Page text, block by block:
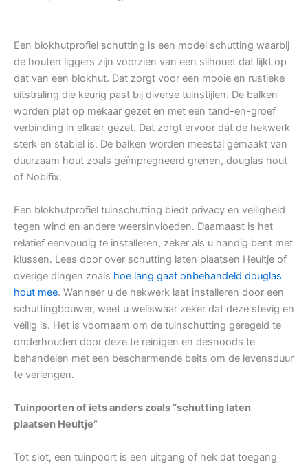
Een blokhutprofiel schutting is een model schutting waarbij
de houten liggers zijn voorzien van een silhouet dat lijkt op
dat van een blokhut. Dat zorgt voor een mooie en rustieke
uitstraling die keurig past bij diverse tuinstijlen. De balken
worden plat op mekaar gezet en met een tand-en-groef
verbinding in elkaar gezet. Dat zorgt ervoor dat de hekwerk
sterk en stabiel is. De balken worden meestal gemaakt van
duurzaam hout zoals geïmpregneerd grenen, douglas hout
of Nobifix.
Een blokhutprofiel tuinschutting biedt privacy en veiligheid
tegen wind en andere weersinvloeden. Daarnaast is het
relatief eenvoudig te installeren, zeker als u handig bent met
klussen. Lees door over schutting laten plaatsen Heultje of
overige dingen zoals hoe lang gaat onbehandeld douglas
hout mee. Wanneer u de hekwerk laat installeren door een
schuttingbouwer, weet u weliswaar zeker dat deze stevig en
veilig is. Het is voornaam om de tuinschutting geregeld te
onderhouden door deze te reinigen en desnoods te
behandelen met een beschermende beits om de levensduur
te verlengen.
Tuinpoorten of iets anders zoals “schutting laten
plaatsen Heultje”
Tot slot, een tuinpoort is een uitgang of hek dat toegang